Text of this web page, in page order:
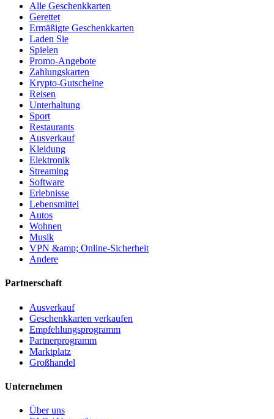
Alle Geschenkkarten
Gerettet
Ermäßigte Geschenkkarten
Laden Sie
Spielen
Promo-Angebote
Zahlungskarten
Krypto-Gutscheine
Reisen
Unterhaltung
Sport
Restaurants
Ausverkauf
Kleidung
Elektronik
Streaming
Software
Erlebnisse
Lebensmittel
Autos
Wohnen
Musik
VPN &amp; Online-Sicherheit
Andere
Partnerschaft
Ausverkauf
Geschenkkarten verkaufen
Empfehlungsprogramm
Partnerprogramm
Marktplatz
Großhandel
Unternehmen
Über uns